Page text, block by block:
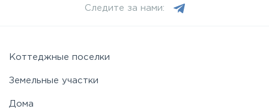
Новорижское
Следите за нами:
Коттеджные поселки
Земельные участки
Дома